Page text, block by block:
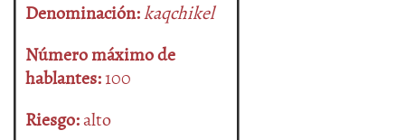
Denominación:kaqchikel
Número máximo de
hablantes:100
Riesgo:alto